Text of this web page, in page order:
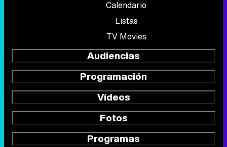
Calendario
Listas
TV Movies
Audiencias
Programación
Vídeos
Fotos
Programas